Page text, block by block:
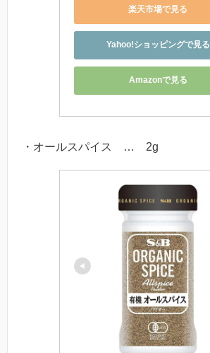
楽天市場で見る
Yahoo!ショッピングで見る
Amazonで見る
・オールスパイス … 2g